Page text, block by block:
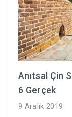
Anıtsal Çin
6 Gerçek
9 Aralık 2019